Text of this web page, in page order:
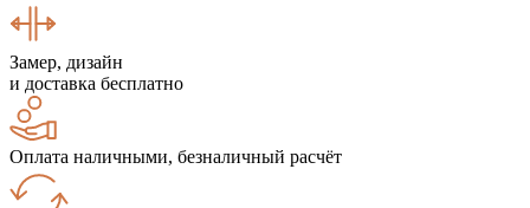
Замер, дизайн
и доставка бесплатно
Оплата наличными, безналичный расчёт